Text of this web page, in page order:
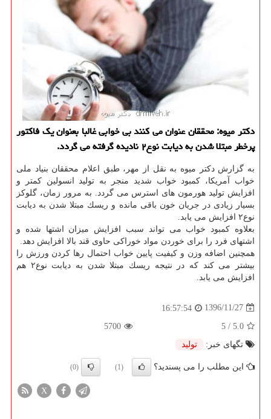
دكتر میوه: محققان عنوان می كنند بی خوابی غالبا بعنوان یك فاكتور
پرخطر مبتلا شدن به دیابت نوع۲ نادیده گرفته می گردد.
به گزارش دكتر میوه به نقل از مهر، طبق اعلام محققان بنیاد ملی
خواب آمریكا، كمبود خواب شدید منجر به تولید انسولین كمتر و
افزایش تولید هورمون های استرس می گردد. به مرور زمان، گلوكز
بسیار زیادی در جریان خون باقی مانده و ریسك مبتلا شدن به دیابت
نوع۲ افزایش می یابد.
بعلاوه كمبود خواب می تواند سبب افزایش میزان اشتها شده و
اشتهای فرد را برای خوردن مواد خوراكی حاوی قند بالا افزایش دهد.
همچنین اضافه وزن و كیفیت پایین خواب احتمال رها كردن ورزش را
بیشتر می كند كه در نتیجه ریسك مبتلا شدن به دیابت نوع۲ هم
افزایش می یابد.
1396/11/27
16:57:54
5.0
/ 5
5700
تگهای خبر:
تولید
این مطلب را می پسندید؟ (1)
(0)
X